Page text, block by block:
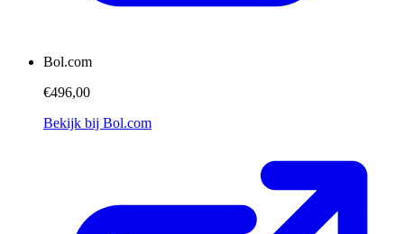
Bol.com
€496,00
Bekijk bij Bol.com